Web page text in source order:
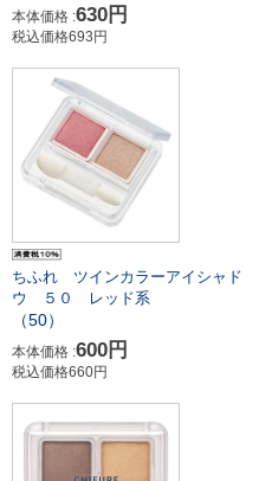
本体価格 :630円
税込価格693円
ちふれ ツインカラーアイシャド
ウ ５０ レッド系
（50）
本体価格 :600円
税込価格660円